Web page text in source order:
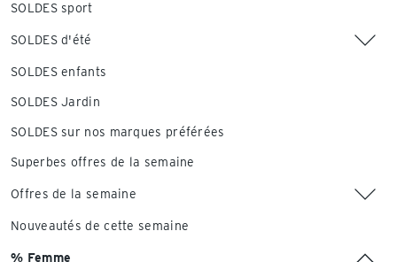
SOLDES sport
SOLDES d'été
SOLDES enfants
SOLDES Jardin
SOLDES sur nos marques préférées
Superbes offres de la semaine
Offres de la semaine
Nouveautés de cette semaine
% Femme